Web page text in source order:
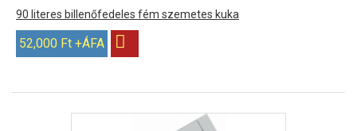
90 literes billenőfedeles fém szemetes kuka
52,000 Ft +ÁFA